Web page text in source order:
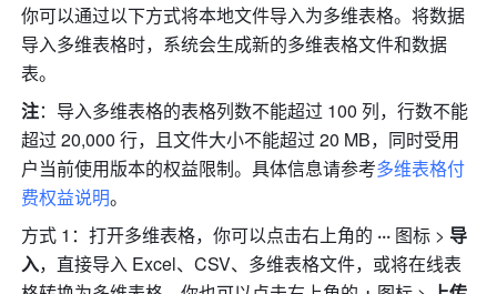
你可以通过以下方式将本地文件导入为多维表格。将数据
导入多维表格时，系统会生成新的多维表格文件和数据
表。
注：导入多维表格的表格列数不能超过 100 列，行数不能
超过 20,000 行，且文件大小不能超过 20 MB，同时受用
户当前使用版本的权益限制。具体信息请参考多维表格付
费权益说明。
方式 1：打开多维表格，你可以点击右上角的 ··· 图标 > 导
入，直接导入 Excel、CSV、多维表格文件，或将在线表